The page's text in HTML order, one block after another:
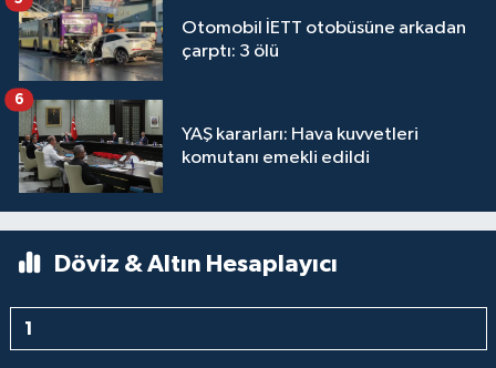
Otomobil İETT otobüsüne arkadan
çarptı: 3 ölü
YAŞ kararları: Hava kuvvetleri
komutanı emekli edildi
6
Döviz & Altın Hesaplayıcı